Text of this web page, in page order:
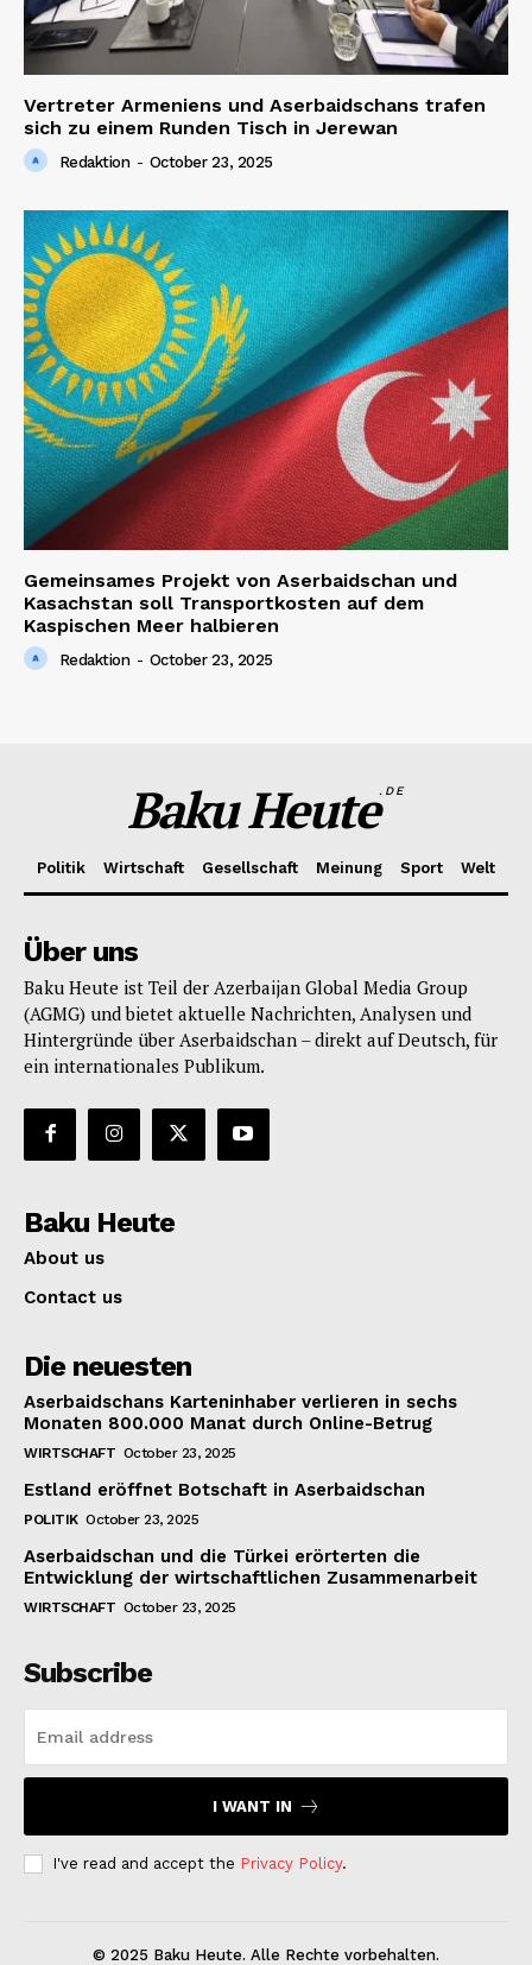
Vertreter Armeniens und Aserbaidschans trafen
sich zu einem Runden Tisch in Jerewan
Redaktion - October 23, 2025
Gemeinsames Projekt von Aserbaidschan und
Kasachstan soll Transportkosten auf dem
Kaspischen Meer halbieren
Redaktion - October 23, 2025
Baku Heute.DE
Politik Wirtschaft Gesellschaft Meinung Sport Welt
Über uns
Baku Heute ist Teil der Azerbaijan Global Media Group
(AGMG) und bietet aktuelle Nachrichten, Analysen und
Hintergründe über Aserbaidschan – direkt auf Deutsch, für
ein internationales Publikum.
Baku Heute
About us
Contact us
Die neuesten
Aserbaidschans Karteninhaber verlieren in sechs
Monaten 800.000 Manat durch Online-Betrug
WIRTSCHAFT October 23, 2025
Estland eröffnet Botschaft in Aserbaidschan
POLITIK October 23, 2025
Aserbaidschan und die Türkei erörterten die
Entwicklung der wirtschaftlichen Zusammenarbeit
WIRTSCHAFT October 23, 2025
Subscribe
I WANT IN
I've read and accept the Privacy Policy.
© 2025 Baku Heute. Alle Rechte vorbehalten.